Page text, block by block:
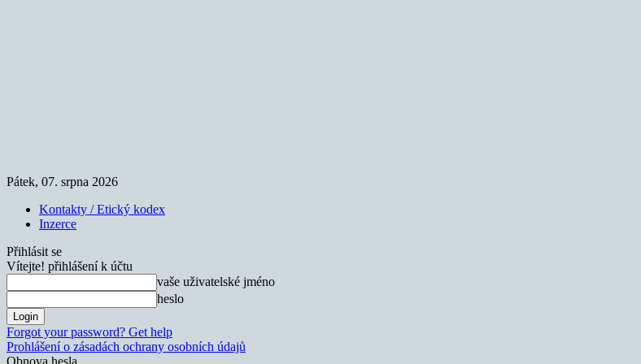
Pátek, 07. srpna 2026
Kontakty / Etický kodex
Inzerce
Přihlásit se
Vítejte! přihlášení k účtu
vaše uživatelské jméno
heslo
Forgot your password? Get help
Prohlášení o zásadách ochrany osobních údajů
Obnova hesla